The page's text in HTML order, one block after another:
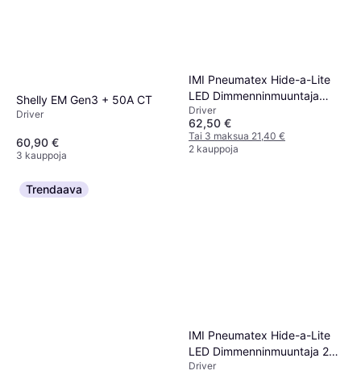
Shelly EM Gen3 + 50A CT
Driver
60,90 €
3 kauppoja
IMI Pneumatex Hide-a-Lite
LED Dimmenninmuuntaja
FDIM 24V 30W
Driver
62,50 €
Tai 3 maksua 21,40 €
2 kauppoja
Trendaava
IMI Pneumatex Hide-a-Lite
LED Dimmenninmuuntaja 24V
200W
Driver